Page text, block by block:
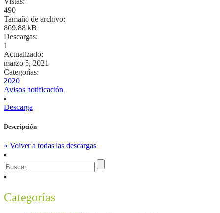
490
Tamaño de archivo:
869.88 kB
Descargas:
1
Actualizado:
marzo 5, 2021
Categorías:
2020
Avisos notificación
Descarga
Descripción
« Volver a todas las descargas
Categorías